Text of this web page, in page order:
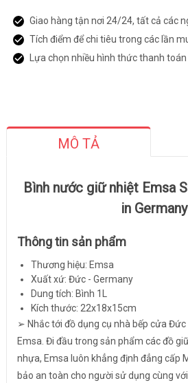
Giao hàng tận nơi 24/24, tất cả các
Tích điểm để chi tiêu trong các lần
Lựa chọn nhiều hình thức thanh toán
MÔ TẢ
Bình nước giữ nhiệt Emsa
in Germany
Thông tin sản phẩm
Thương hiệu: Emsa
Xuất xứ: Đức - Germany
Dung tích: Bình 1L
Kích thước: 22x18x15cm
➢ Nhắc tới đồ dụng cụ nhà bếp cửa
Emsa. Đi đầu trong sản phẩm các đồ
nhựa, Emsa luôn khẳng định đẳng cấp
bảo an toàn cho người sử dụng cùng